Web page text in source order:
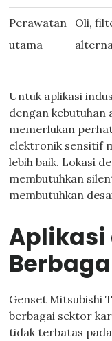
Perawatan
utama
Oli,
Untuk aplikasi
dengan kebutuhan
memerlukan
elektronik sensitif
lebih baik. Lokasi
membutuhkan
membutuhkan
Genset Mitsubishi
berbagai sektor
tidak terbatas